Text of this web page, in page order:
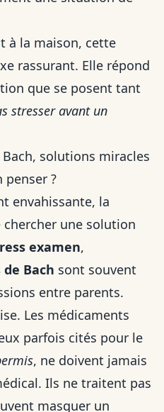
à la maison, cette
rassurant. Elle répond
que se posent tant
stresser avant un
solutions miracles
penser ?
envahissante, la
une solution
examen,
Bach sont souvent
entre parents.
Les médicaments
parfois cités pour le
, ne doivent jamais
Ils ne traitent pas
masquer un